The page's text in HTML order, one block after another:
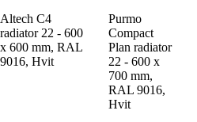
Altech C4
radiator 22 - 600
x 600 mm, RAL
9016, Hvit
Purmo
Compact
Plan radiator
22 - 600 x
700 mm,
RAL 9016,
Hvit